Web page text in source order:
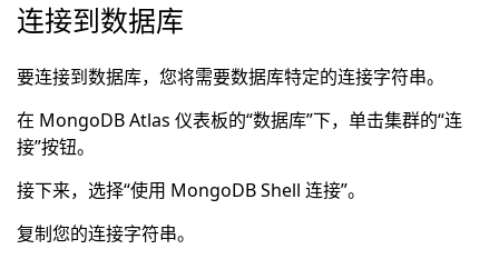
连接到数据库
要连接到数据库，您将需要数据库特定的连接字符串。
在 MongoDB Atlas 仪表板的“数据库”下，单击集群的“连
接”按钮。
接下来，选择“使用 MongoDB Shell 连接”。
复制您的连接字符串。